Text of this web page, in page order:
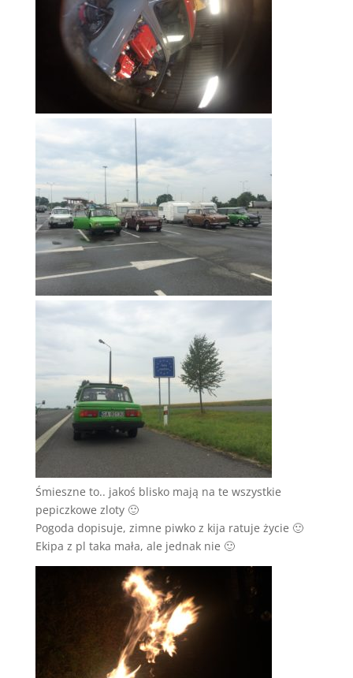
Śmieszne to.. jakoś blisko mają na te wszystkie
pepiczkowe zloty 🙂
Pogoda dopisuje, zimne piwko z kija ratuje życie 🙂
Ekipa z pl taka mała, ale jednak nie 🙂